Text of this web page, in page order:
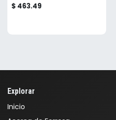
$ 463.49
Explorar
Inicio